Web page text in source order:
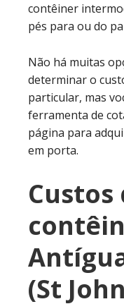
contêiner
pés para ou do
Não há muitas
determinar o
particular, mas
ferramenta de
página para
em porta.
Custos
(St